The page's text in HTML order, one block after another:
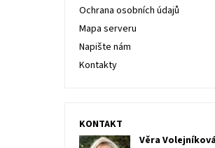
Ochrana osobních údajů
Mapa serveru
Napište nám
Kontakty
KONTAKT
Věra